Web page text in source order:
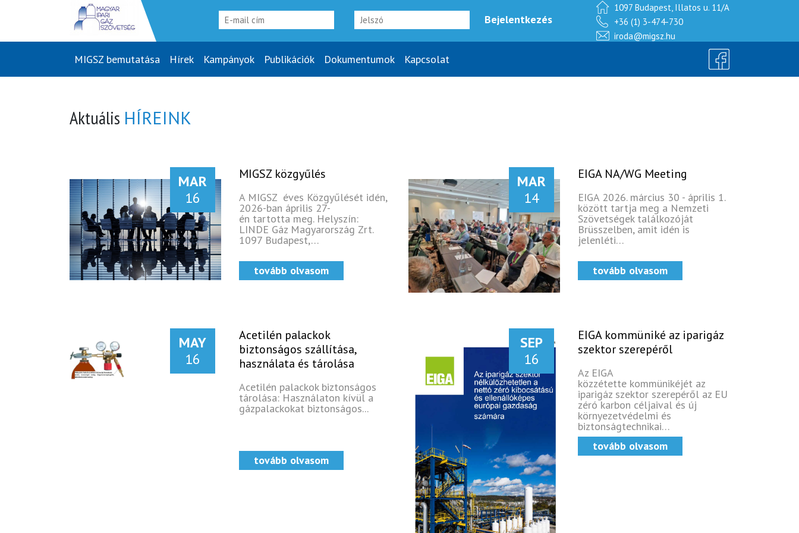
1097 Budapest, Illatos u. 11/A
+36 (1) 3-474-730
iroda@migsz.hu
MIGSZ bemutatása (current)
Hírek Kampányok Publikációk Dokumentumok Kapcsolat
Aktuális HÍREINK
MAR
16
MIGSZ közgyűlés
A MIGSZ éves Közgyűlését idén,
2026-ban április 27-
én tartotta meg. Helyszín:
LINDE Gáz Magyarország Zrt.
1097 Budapest,…
tovább olvasom
MAR
14
EIGA NA/WG Meeting
EIGA 2026. március 30 - április 1.
között tartja meg a Nemzeti
Szövetségek találkozóját
Brüsszelben, amit idén is
jelenléti…
tovább olvasom
MAY
16
Acetilén palackok
biztonságos szállítása,
használata és tárolása
Acetilén palackok biztonságos
tárolása: Használaton kívül a
gázpalackokat biztonságos...
tovább olvasom
SEP
16
EIGA kommüniké az iparigáz
szektor szerepéről
Az EIGA
közzétette kommünikéjét az
iparigáz szektor szerepéről az EU
zéró karbon céljaival és új
környezetvédelmi és
biztonságtechnikai…
tovább olvasom